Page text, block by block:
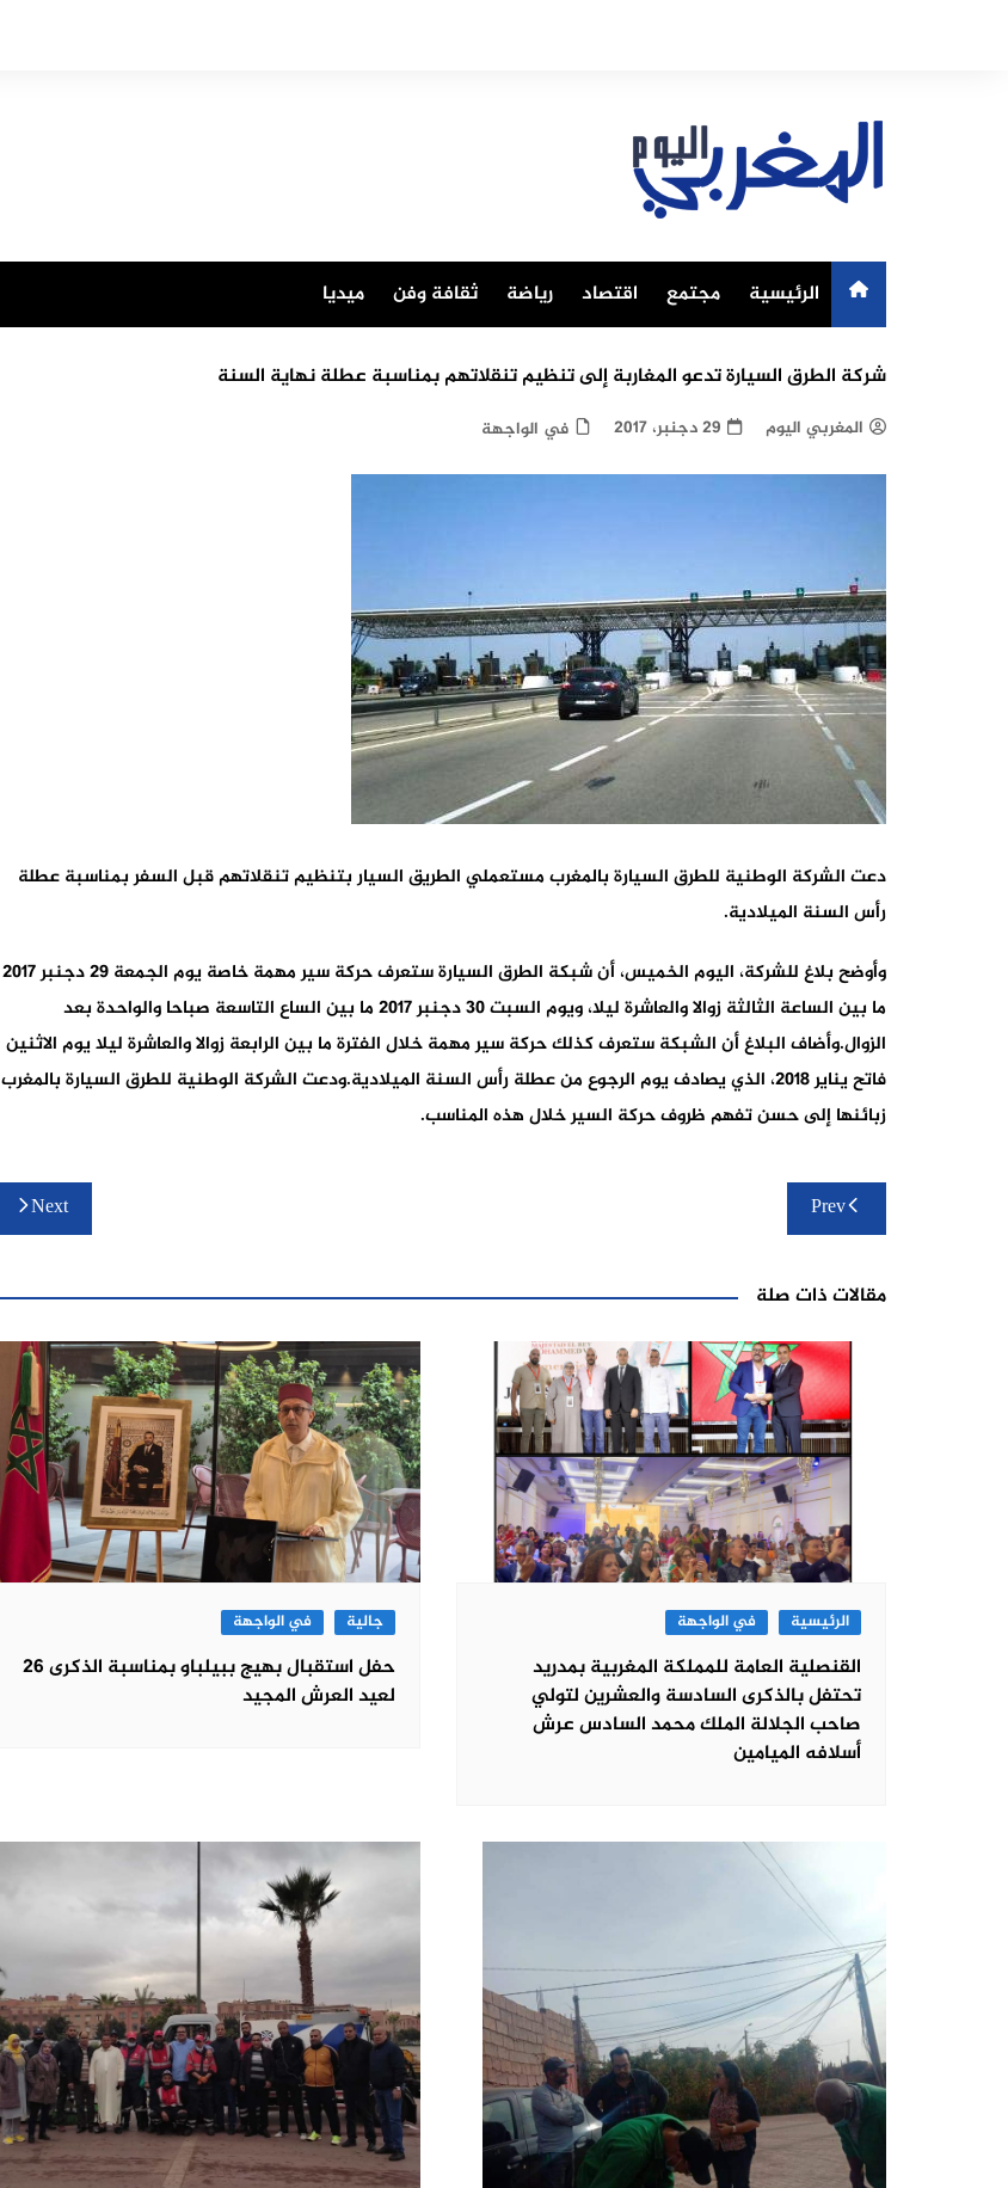
الرئيسية مجتمع اقتصاد رياضة ثقافة وفن ميديا
شركة الطرق السيارة تدعو المغاربة إلى تنظيم تنقلاتهم بمناسبة عطلة نهاية السنة
المغربي اليوم 29 دجنبر، 2017 في الواجهة
دعت الشركة الوطنية للطرق السيارة بالمغرب مستعملي الطريق السيار بتنظيم تنقلاتهم قبل السفر بمناسبة عطلة
رأس السنة الميلادية.
وأوضح بلاغ للشركة، اليوم الخميس، أن شبكة الطرق السيارة ستعرف حركة سير مهمة خاصة يوم الجمعة 29 دجنبر 2017
ما بين الساعة الثالثة زوالا والعاشرة ليلا، ويوم السبت 30 دجنبر 2017 ما بين الساع التاسعة صباحا والواحدة بعد
الزوال.وأضاف البلاغ أن الشبكة ستعرف كذلك حركة سير مهمة خلال الفترة ما بين الرابعة زوالا والعاشرة ليلا يوم الاثنين
فاتح يناير 2018، الذي يصادف يوم الرجوع من عطلة رأس السنة الميلادية.ودعت الشركة الوطنية للطرق السيارة بالمغرب
زبائنها إلى حسن تفهم ظروف حركة السير خلال هذه المناسب.
تصفّح
المقالات
Prev
Next
مقالات ذات صلة
الرئيسية في الواجهة
القنصلية العامة للمملكة المغربية بمدريد
تحتفل بالذكرى السادسة والعشرين لتولي
صاحب الجلالة الملك محمد السادس عرش
أسلافه الميامين
جالية في الواجهة
حفل استقبال بهيج ببيلباو بمناسبة الذكرى 26
لعيد العرش المجيد